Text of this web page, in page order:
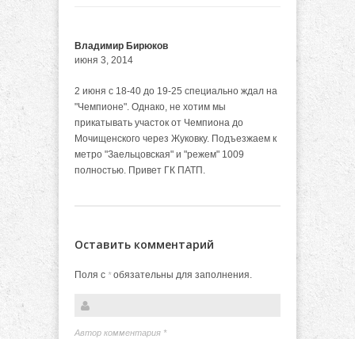
Владимир Бирюков
июня 3, 2014
2 июня с 18-40 до 19-25 специально ждал на
"Чемпионе". Однако, не хотим мы
прикатывать участок от Чемпиона до
Мочищенского через Жуковку. Подъезжаем к
метро "Заельцовская" и "режем" 1009
полностью. Привет ГК ПАТП.
Оставить комментарий
Поля с *обязательны для заполнения.
Автор комментария *